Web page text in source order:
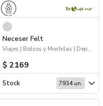
Neceser Felt
Viajes | Bolsos y Mochilas | Deporte | Sustentables
$ 2169
Stock 7934 un.